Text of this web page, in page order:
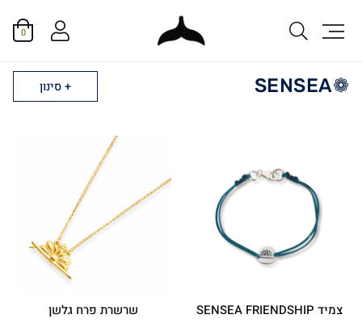
0
❁SENSEA סינון
צמיד SENSEA FRIENDSHIP שרשרת פרח גלשן